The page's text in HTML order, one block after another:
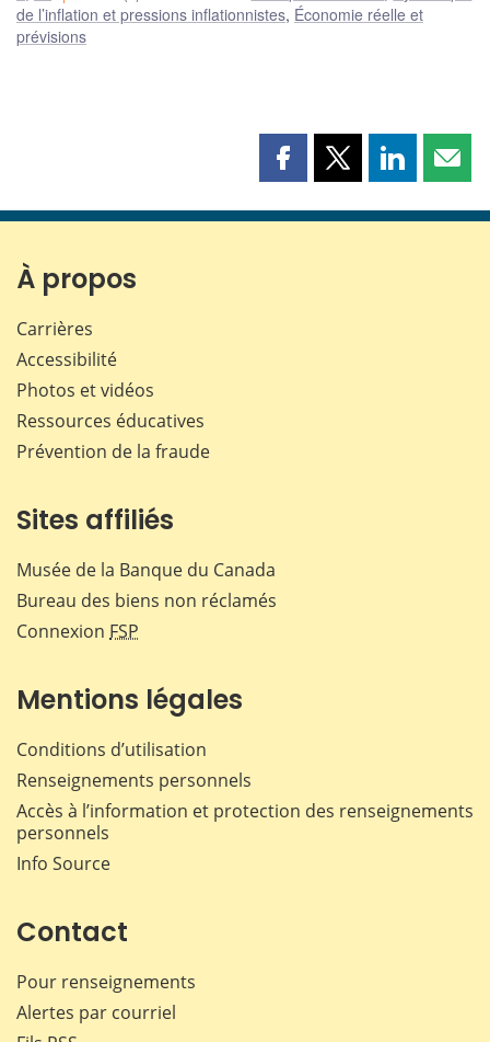
de l’inflation et pressions inflationnistes, Économie réelle et
prévisions
Partager
page
Partager
page
Partager
page page
À propos
Carrières
Accessibilité
Photos et vidéos
Ressources éducatives
Prévention de la fraude
Sites affiliés
Musée de la Banque du Canada
Bureau des biens non réclamés
Connexion FSP
Mentions légales
Conditions d’utilisation
Renseignements personnels
Accès à l’information et protection des renseignements
personnels
Info Source
Contact
Pour renseignements
Alertes par courriel